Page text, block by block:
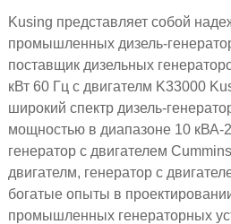
Kusing представляет собой
промышленных дизель-
поставщик дизельных
кВт 60 Гц с двигателм K33000
широкий спектр дизель-
мощностью в диапазоне 10 кВА-
генератор с двигателем
двигателм, генератор с
богатые опыты в
промышленных генераторных